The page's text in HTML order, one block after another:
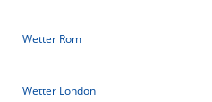
Wetter Rom
Wetter London